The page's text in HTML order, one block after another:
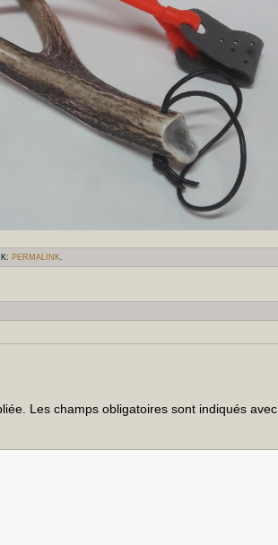
PERMALINK
Les champs obligatoires sont indiqués avec